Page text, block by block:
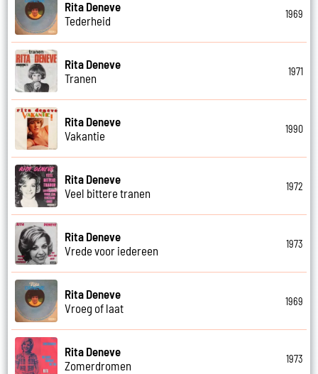
Rita Deneve
Tederheid
1969
Rita Deneve
Tranen
1971
Rita Deneve
Vakantie
1990
Rita Deneve
Veel bittere tranen
1972
Rita Deneve
Vrede voor iedereen
1973
Rita Deneve
Vroeg of laat
1969
Rita Deneve
Zomerdromen
1973